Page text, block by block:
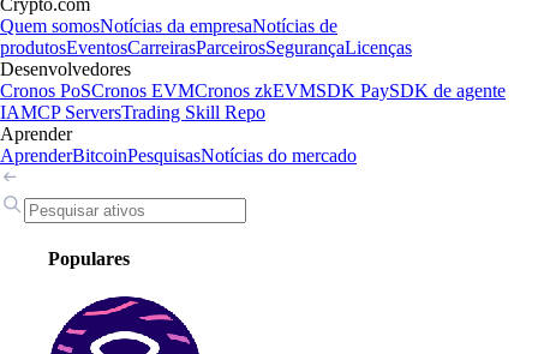
Crypto.com
Quem somosNotícias da empresaNotícias de
produtosEventosCarreirasParceirosSegurançaLicenças
Desenvolvedores
Cronos PoSCronos EVMCronos zkEVMSDK PaySDK de agente
IAMCP ServersTrading Skill Repo
Aprender
AprenderBitcoinPesquisasNotícias do mercado
Populares